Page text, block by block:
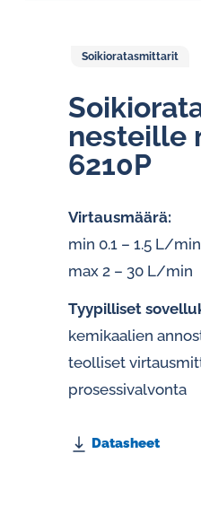
Soikioratasmittarit
nesteille
6210P
Virtausmäärä:
min 0.1 – 1.5 L/min
max 2 – 30 L/min
Tyypilliset
kemikaalien
teolliset
prosessivalvonta
Datasheet